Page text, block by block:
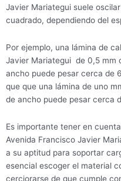
Javier Mariategui suele
cuadrado, dependiendo del
Por ejemplo, una lámina de
Javier Mariategui de 0,5 mm
ancho puede pesar cerca de
que que una lámina de uno
de ancho puede pesar cerca
Es importante tener en
Avenida Francisco Javier
a su aptitud para soportar
esencial escoger el material
cerciorarse de que cumple